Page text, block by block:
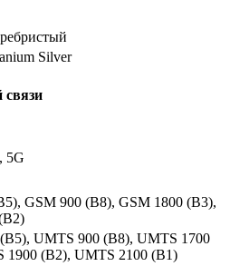
Silver
5G
GSM 900 (B8), GSM 1800 (B3),
UMTS 900 (B8), UMTS 1700
1900 (B2), UMTS 2100 (B1)